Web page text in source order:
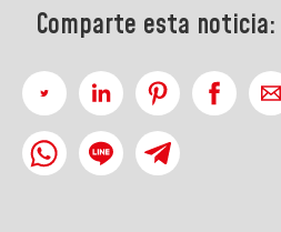
Comparte esta noticia: